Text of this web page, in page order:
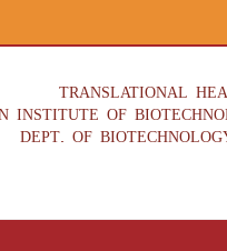
TRANSLATIONAL
INSTITUTE OF
DEPT. OF